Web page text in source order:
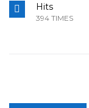
Hits
394 TIMES